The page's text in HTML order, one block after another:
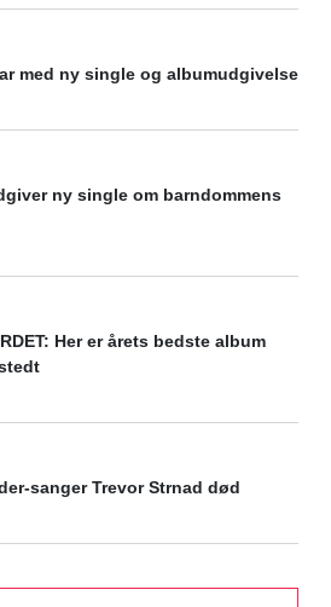
med ny single og albumudgivelse
ny single om barndommens
Her er årets bedste album
sanger Trevor Strnad død